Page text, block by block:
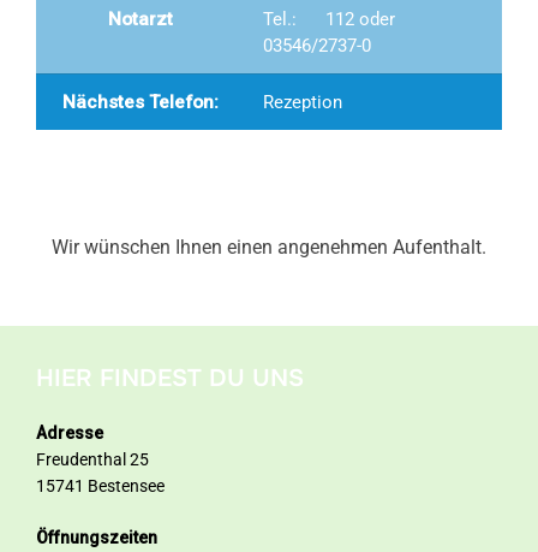
Notarzt
Tel.: 112 oder
03546/2737-0
Nächstes Telefon: Rezeption
Wir wünschen Ihnen einen angenehmen Aufenthalt.
HIER FINDEST DU UNS
Adresse
Freudenthal 25
15741 Bestensee
Öffnungszeiten